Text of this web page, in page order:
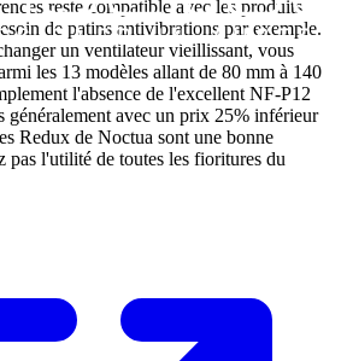
reste compatible avec les produits
de patins antivibrations par exemple.
un ventilateur vieillissant, vous
les 13 modèles allant de 80 mm à 140
l'absence de l'excellent NF-P12
généralement avec un prix 25% inférieur
Redux de Noctua sont une bonne
pas l'utilité de toutes les fioritures du